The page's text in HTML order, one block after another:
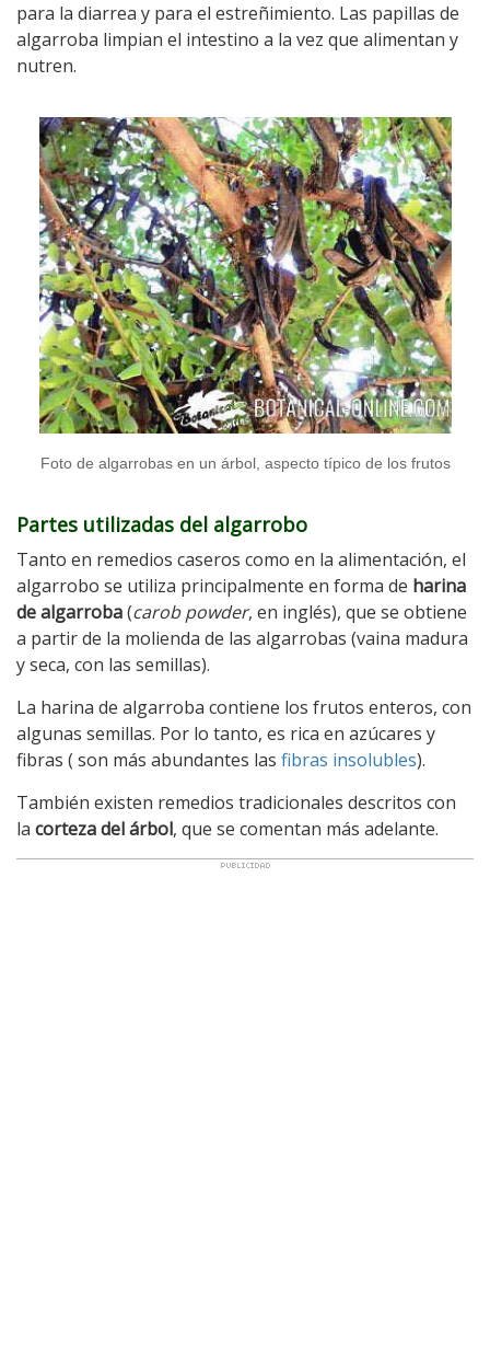
para la diarrea y para el estreñimiento. Las papillas de
algarroba limpian el intestino a la vez que alimentan y
nutren.
Foto de algarrobas en un árbol, aspecto típico de los frutos
Partes utilizadas del algarrobo
Tanto en remedios caseros como en la alimentación, el
algarrobo se utiliza principalmente en forma de harina
de algarroba(carob powder, en inglés), que se obtiene
a partir de la molienda de las algarrobas (vaina madura
y seca, con las semillas).
La harina de algarroba contiene los frutos enteros, con
algunas semillas. Por lo tanto, es rica en azúcares y
fibras ( son más abundantes las fibras insolubles).
También existen remedios tradicionales descritos con
la corteza del árbol, que se comentan más adelante.